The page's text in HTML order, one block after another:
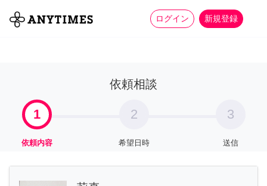
ログイン 新規登録
全て 家事 more_horiz
依頼相談
1
依頼内容
2
希望日時
3
送信